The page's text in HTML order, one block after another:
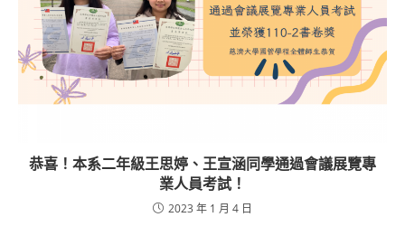
恭喜！本系二年級王思婷、王宣涵同學通過會議展覽專
業人員考試！
2023 年 1 月 4 日